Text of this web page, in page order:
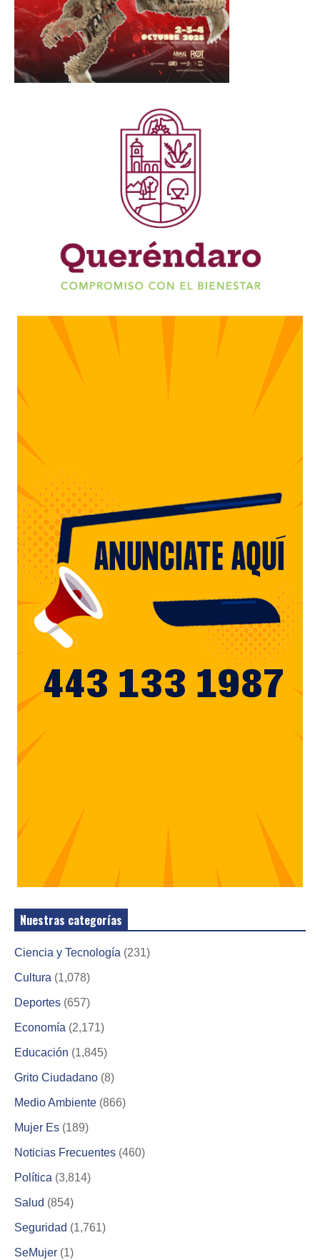
Nuestras categorías
Ciencia y Tecnología (231)
Cultura (1,078)
Deportes (657)
Economía (2,171)
Educación (1,845)
Grito Ciudadano (8)
Medio Ambiente (866)
Mujer Es (189)
Noticias Frecuentes (460)
Política (3,814)
Salud (854)
Seguridad (1,761)
SeMujer (1)